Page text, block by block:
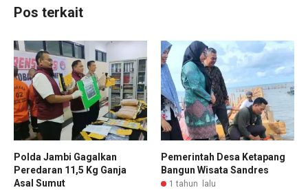
Pos terkait
Polda Jambi Gagalkan
Peredaran 11,5 Kg Ganja
Asal Sumut
Pemerintah Desa Ketapang
Bangun Wisata Sandres
1 tahun lalu